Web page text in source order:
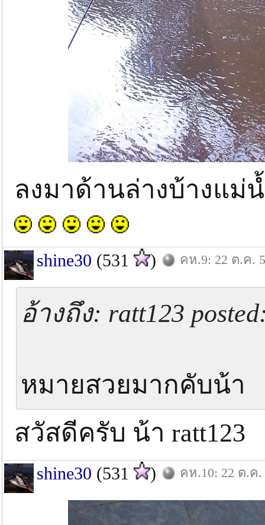
ลงมาด้านล่างบ้างแม่
shine30 (531 ) คห.9: 22 ต.ค.
อ้างถึง: ratt123
หมายสวยมากคับน้า
สวัสดีครับ น้า ratt123
shine30 (531 ) คห.10: 22 ต.ค.